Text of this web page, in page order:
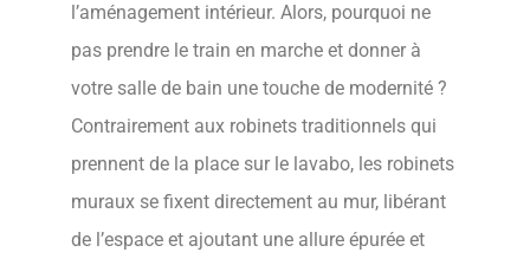
l’aménagement intérieur. Alors, pourquoi ne
pas prendre le train en marche et donner à
votre salle de bain une touche de modernité ?
Contrairement aux robinets traditionnels qui
prennent de la place sur le lavabo, les robinets
muraux se fixent directement au mur, libérant
de l’espace et ajoutant une allure épurée et